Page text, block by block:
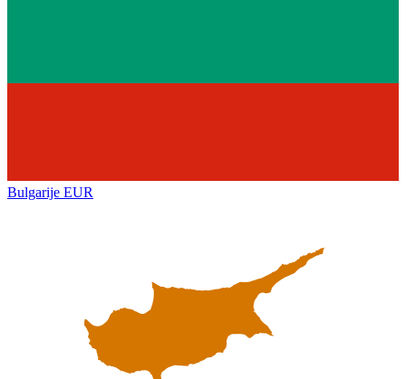
Bulgarije EUR